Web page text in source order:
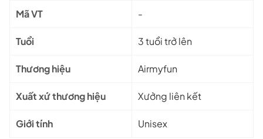
Mã VT -
Tuổi 3 tuổi trở lên
Thương hiệu Airmyfun
Xuất xứ thương hiệu Xưởng liên kết
Giới tính Unisex